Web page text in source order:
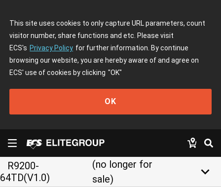
This site uses cookies to only capture URL parameters, count
visitor number, share functions and etc. Please visit
ECS's Privacy Policy for further information. By continue
browsing our website, you are hereby aware of and agree on
ECS' use of cookies by clicking "OK"
OK
R9200-
64TD(V1.0)
(no longer for
sale)
keyboard_arrow_down